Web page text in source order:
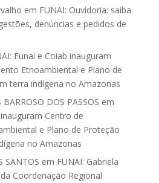
em FUNAI: Ouvidoria: saiba
denúncias e pedidos de
Funai e Coiab inauguram
Etnoambiental e Plano de
terra indígena no Amazonas
BARROSO DOS PASSOS em
Centro de
e Plano de Proteção
no Amazonas
SANTOS em FUNAI: Gabriela
Coordenação Regional